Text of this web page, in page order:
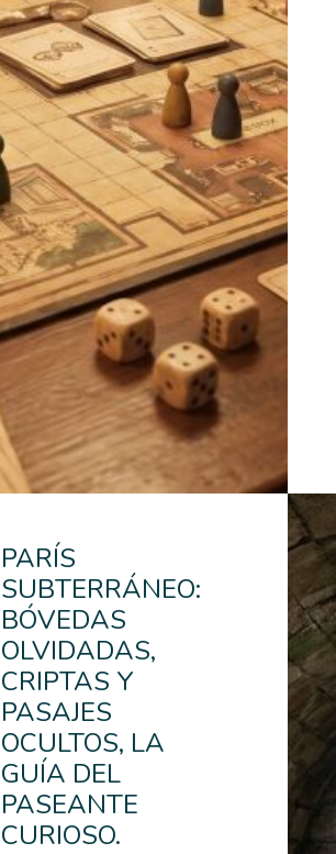
PARÍS
SUBTERRÁNEO:
BÓVEDAS
OLVIDADAS,
CRIPTAS Y
PASAJES
OCULTOS, LA
GUÍA DEL
PASEANTE
CURIOSO.